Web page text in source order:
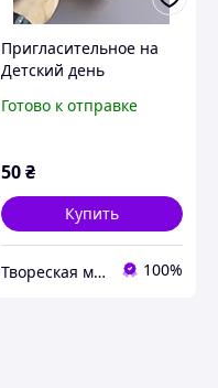
Пригласительное на
Детский день
Готово к отправке
50₴
Купить
Твореская мастерская "JulArts" 100%